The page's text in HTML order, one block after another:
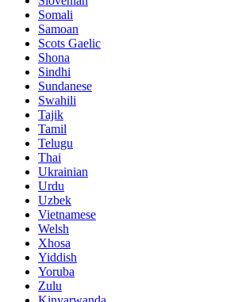
Somali
Samoan
Scots Gaelic
Shona
Sindhi
Sundanese
Swahili
Tajik
Tamil
Telugu
Thai
Ukrainian
Urdu
Uzbek
Vietnamese
Welsh
Xhosa
Yiddish
Yoruba
Zulu